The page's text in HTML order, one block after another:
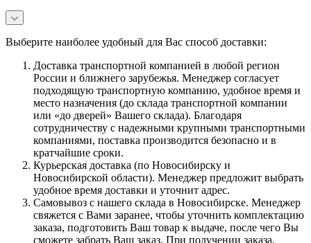
Выберите наиболее удобный для Вас способ доставки:
Доставка транспортной компанией в любой регион
России и ближнего зарубежья. Менеджер согласует
подходящую транспортную компанию, удобное время и
место назначения (до склада транспортной компании
или «до дверей» Вашего склада). Благодаря
сотрудничеству с надежными крупными транспортными
компаниями, поставка производится безопасно и в
кратчайшие сроки.
Курьерская доставка (по Новосибирску и
Новосибирской области). Менеджер предложит выбрать
удобное время доставки и уточнит адрес.
Самовывоз с нашего склада в Новосибирске. Менеджер
свяжется с Вами заранее, чтобы уточнить комплектацию
заказа, подготовить Ваш товар к выдаче, после чего Вы
сможете забрать Ваш заказ. При получении заказа,